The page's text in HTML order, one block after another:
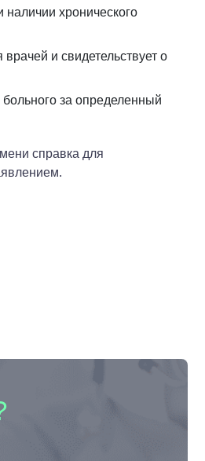
хронического
и свидетельствует о
за определенный
справка для